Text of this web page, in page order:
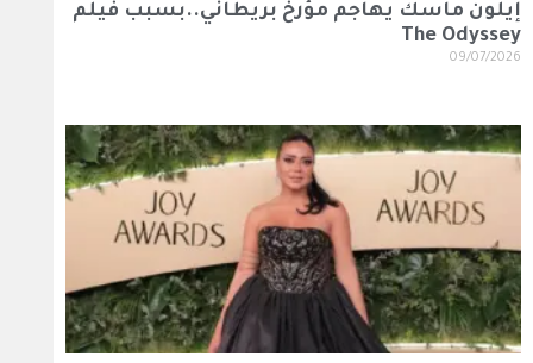
إيلون ماسك يهاجم مؤرخ بريطاني..بسبب فيلم
The Odyssey
09/07/2026